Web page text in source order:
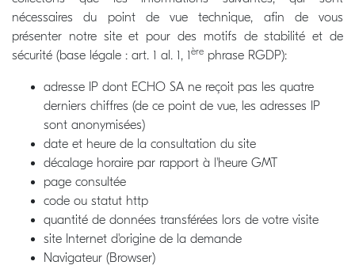
nécessaires du point de vue technique, afin de vous
présenter notre site et pour des motifs de stabilité et de
sécurité (base légale : art. 1 al. 1, 1ère phrase RGDP):
adresse IP dont ECHO SA ne reçoit pas les quatre
derniers chiffres (de ce point de vue, les adresses IP
sont anonymisées)
date et heure de la consultation du site
décalage horaire par rapport à l'heure GMT
page consultée
code ou statut http
quantité de données transférées lors de votre visite
site Internet d'origine de la demande
Navigateur (Browser)